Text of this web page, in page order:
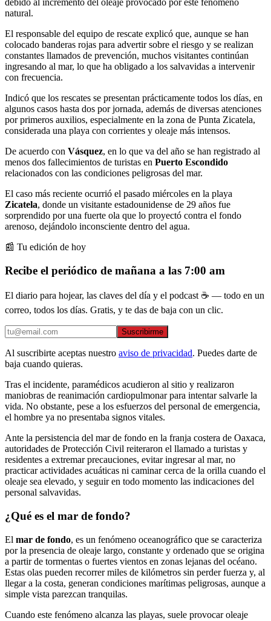
natural.
El responsable del equipo de rescate explicó que, aunque se han
colocado banderas rojas para advertir sobre el riesgo y se realizan
constantes llamados de prevención, muchos visitantes continúan
ingresando al mar, lo que ha obligado a los salvavidas a intervenir
con frecuencia.
Indicó que los rescates se presentan prácticamente todos los días, en
algunos casos hasta dos por jornada, además de diversas atenciones
por primeros auxilios, especialmente en la zona de Punta Zicatela,
considerada una playa con corrientes y oleaje más intensos.
De acuerdo con Vásquez, en lo que va del año se han registrado al
menos dos fallecimientos de turistas en Puerto Escondido
relacionados con las condiciones peligrosas del mar.
El caso más reciente ocurrió el pasado miércoles en la playa
Zicatela, donde un visitante estadounidense de 29 años fue
sorprendido por una fuerte ola que lo proyectó contra el fondo
arenoso, dejándolo inconsciente dentro del agua.
📰 Tu edición de hoy
Recibe el periódico de mañana a las 7:00 am
El diario para hojear, las claves del día y el podcast ☕ — todo en un
correo, todos los días. Gratis, y te das de baja con un clic.
Suscribirme
Al suscribirte aceptas nuestro aviso de privacidad. Puedes darte de
baja cuando quieras.
Tras el incidente, paramédicos acudieron al sitio y realizaron
maniobras de reanimación cardiopulmonar para intentar salvarle la
vida. No obstante, pese a los esfuerzos del personal de emergencia,
el hombre ya no presentaba signos vitales.
Ante la persistencia del mar de fondo en la franja costera de Oaxaca,
autoridades de Protección Civil reiteraron el llamado a turistas y
residentes a extremar precauciones, evitar ingresar al mar, no
practicar actividades acuáticas ni caminar cerca de la orilla cuando el
oleaje sea elevado, y seguir en todo momento las indicaciones del
personal salvavidas.
¿Qué es el mar de fondo?
El mar de fondo, es un fenómeno oceanográfico que se caracteriza
por la presencia de oleaje largo, constante y ordenado que se origina
a partir de tormentas o fuertes vientos en zonas lejanas del océano.
Estas olas pueden recorrer miles de kilómetros sin perder fuerza y, al
llegar a la costa, generan condiciones marítimas peligrosas, aunque a
simple vista parezcan tranquilas.
Cuando este fenómeno alcanza las playas, suele provocar oleaje